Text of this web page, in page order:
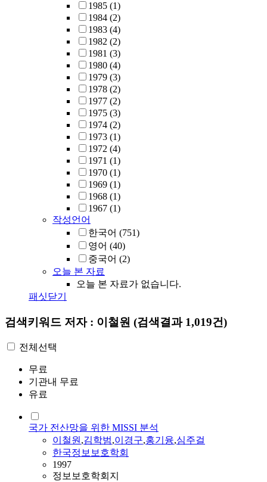
1985 (1)
1984 (2)
1983 (4)
1982 (2)
1981 (3)
1980 (4)
1979 (3)
1978 (2)
1977 (2)
1975 (3)
1974 (2)
1973 (1)
1972 (4)
1971 (1)
1970 (1)
1969 (1)
1968 (1)
1967 (1)
작성언어
한국어 (751)
영어 (40)
중국어 (2)
오늘 본 자료
오늘 본 자료가 없습니다.
패싯닫기
검색키워드 저자 : 이철원 (검색결과 1,019건)
전체선택
무료
기관내 무료
유료
국가 전산망을 위한 MISSI 분석
이철원,김학범,이경구,홍기융,심주걸
한국정보보호학회
1997
정보보호학회지